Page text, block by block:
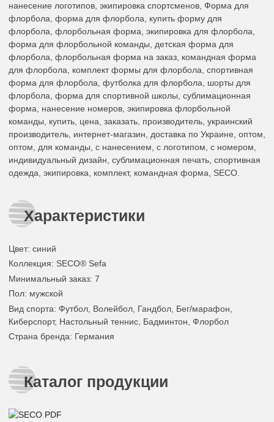
нанесение логотипов, экипировка спортсменов, Форма для
флорбола, форма для флорбола, купить форму для
флорбола, флорбольная форма, экипировка для флорбола,
форма для флорбольной команды, детская форма для
флорбола, флорбольная форма на заказ, командная форма
для флорбола, комплект формы для флорбола, спортивная
форма для флорбола, футболка для флорбола, шорты для
флорбола, форма для спортивной школы, сублимационная
форма, нанесение номеров, экипировка флорбольной
команды, купить, цена, заказать, производитель, украинский
производитель, интернет-магазин, доставка по Украине, оптом,
оптом, для команды, с нанесением, с логотипом, с номером,
индивидуальный дизайн, сублимационная печать, спортивная
одежда, экипировка, комплект, командная форма, SECO.
Характеристики
Цвет: синий
Коллекция: SECO® Sefa
Минимальный заказ: 7
Пол: мужской
Вид спорта: Футбол, Волейбол, Гандбол, Бег/марафон,
Киберспорт, Настольный теннис, Бадминтон, Флорбол
Страна бренда: Германия
Каталог продукции